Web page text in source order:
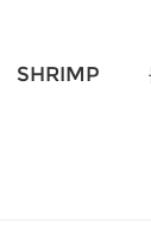
SHRIMP